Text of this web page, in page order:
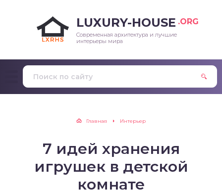
LUXURY-HOUSE .ORG
Современная архитектура и лучшие
интерьеры мира
Главная Интерьер
7 идей хранения
игрушек в детской
комнате